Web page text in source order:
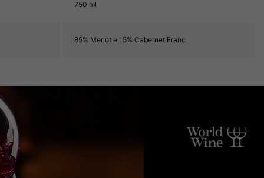
750 ml
85% Merlot e 15% Cabernet Franc